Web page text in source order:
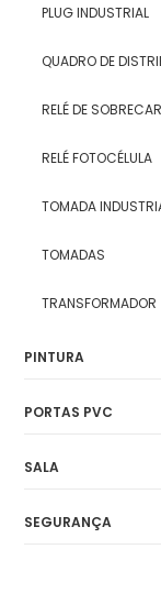
PLUG INDUSTRIAL
QUADRO DE
RELÉ DE
RELÉ FOTOCÉLULA
TOMADA
TOMADAS
TRANSFORMADOR
PINTURA
PORTAS PVC
SALA
SEGURANÇA